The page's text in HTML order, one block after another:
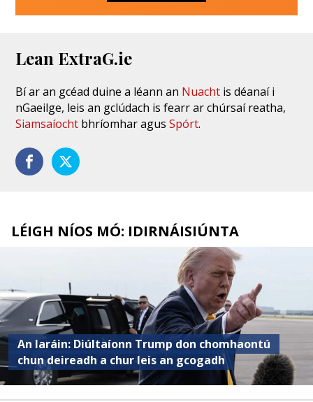
Lean ExtraG.ie
Bí ar an gcéad duine a léann an Nuacht is déanaí i
nGaeilge, leis an gclúdach is fearr ar chúrsaí reatha,
Siamsaíocht bhríomhar agusSpórt.
LÉIGH NÍOS MÓ: IDIRNÁISIÚNTA
An Iaráin: Diúltaíonn Trump don chomhaontú
chun deireadh a chur leis an gcogadh